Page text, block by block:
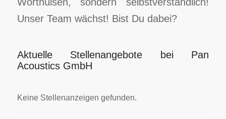
Unser Team wächst! Bist Du dabei?
Aktuelle Stellenangebote bei Pan
Acoustics GmbH
Keine Stellenanzeigen gefunden.